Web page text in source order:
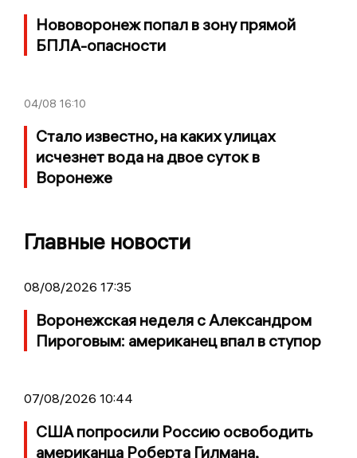
Нововоронеж попал в зону прямой
БПЛА-опасности
04/08 16:10
Стало известно, на каких улицах
исчезнет вода на двое суток в
Воронеже
Главные новости
08/08/2026 17:35
Воронежская неделя с Александром
Пироговым: американец впал в ступор
07/08/2026 10:44
США попросили Россию освободить
американца Роберта Гилмана,